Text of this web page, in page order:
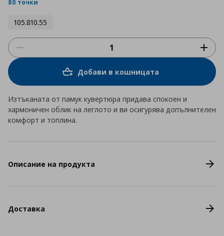
80 точки
105.810.55
Добави в кошницата
Изтъканата от памук кувертюра придава спокоен и
хармоничен облик на леглото и ви осигурява допълнителен
комфорт и топлина.
Описание на продукта
Доставка